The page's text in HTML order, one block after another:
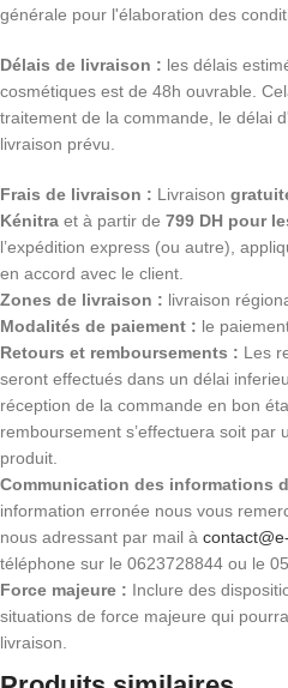
générale pour l'élaboration des
Délais de livraison : les délais
cosmétiques est de 48h ouvrable.
traitement de la commande, le délai
livraison prévu.
Frais de livraison : Livraison
Kénitra et à partir de 799 DH pour
l’expédition express (ou autre),
en accord avec le client.
Zones de livraison : livraison
Modalités de paiement : le
Retours et remboursements : Les
seront effectués dans un délai
réception de la commande en bon
remboursement s’effectuera soit par
produit.
Communication des informations
information erronée nous vous
nous adressant par mail à
téléphone sur le 0623728844 ou le
Force majeure : Inclure des
situations de force majeure qui
livraison.